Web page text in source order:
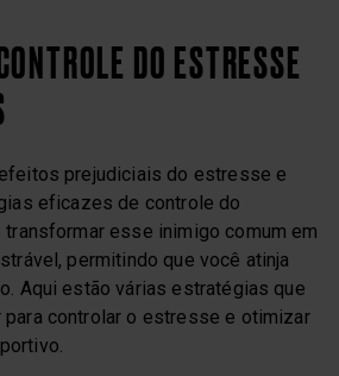
DO ESTRESSE
prejudiciais do estresse e
eficazes de controle do
esse inimigo comum em
permitindo que você atinja
Aqui estão várias estratégias que
controlar o estresse e otimizar